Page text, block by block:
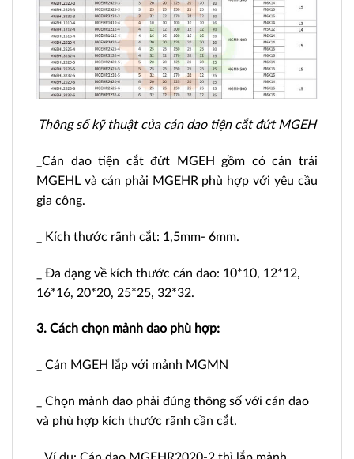
Thông số kỹ thuật của cán dao tiện cắt đứt MGEH
_Cán dao tiện cắt đứt MGEH gồm có cán trái
MGEHL và cán phải MGEHR phù hợp với yêu cầu
gia công.
_ Kích thước rãnh cắt: 1,5mm- 6mm.
_ Đa dạng về kích thước cán dao: 10*10, 12*12,
16*16, 20*20, 25*25, 32*32.
3. Cách chọn mảnh dao phù hợp:
_ Cán MGEH lắp với mảnh MGMN
_ Chọn mảnh dao phải đúng thông số với cán dao
và phù hợp kích thước rãnh cần cắt.